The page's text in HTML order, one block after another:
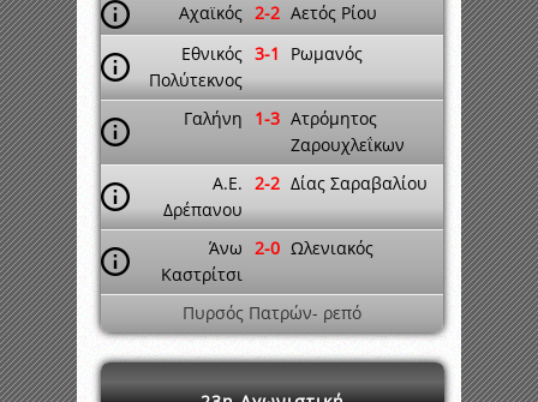
Αχαϊκός 2-2 Αετός Ρίου
Εθνικός
Πολύτεκνος
3-1 Ρωμανός
Γαλήνη 1-3 Ατρόμητος
Ζαρουχλεΐκων
A.E.
Δρέπανου
2-2 Δίας Σαραβαλίου
Άνω
Καστρίτσι
2-0 Ωλενιακός
Πυρσός Πατρών- ρεπό